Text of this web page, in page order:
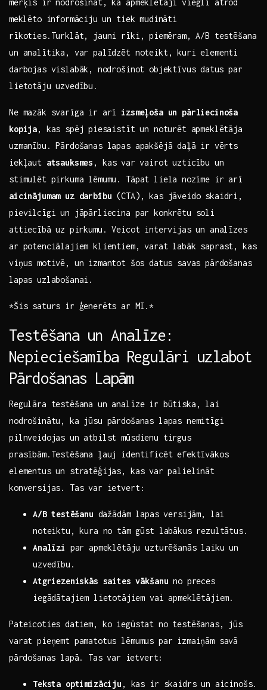
mērķis ir nodrošināt, ka apmeklētāji viegli atrod
⁣meklēto informāciju⁣ un tiek mudināti
rīkoties.Turklāt, jauni rīki, ⁤piemēram, A/B testēšana
un analītika, var palīdzēt noteikt, kuri elementi
darbojas vislabāk, ⁣nodrošinot objektīvus ⁢datus par
lietotāju uzvedību.
Ne mazāk svarīga ir arī izsmeļoša un pārliecinoša
kopija, kas spēj ⁢piesaistīt un noturēt apmeklētāja
‍uzmanību. Pārdošanas lapas apakšējā daļā ir⁣ vērts
iekļaut atsauksmes , kas var ⁣vairot ‌uzticību un
stimulēt pirkuma lēmumu. ​Tāpat liela⁢ nozīme ir ⁣arī
aicinājumam‌ uz darbību ‌(CTA), kas jāveido skaidri,‍
pievilcīgi un jāpārliecina par konkrētu soli
attiecībā uz ⁢pirkumu. Veicot intervijas un analīzes
ar potenciālajiem klientiem, varat ‌labāk ‍saprast, kas
viņus​ motivē, un izmantot⁢ šos datus savas pārdošanas
lapas uzlabošanai.
*Šis saturs ir‌ ģenerēts ar MI.*
Testēšana ‍un Analīze:
Nepieciešamība Regulāri uzlabot
Pārdošanas ⁤Lapām
Regulāra testēšana ​un analīze ir būtiska, lai
nodrošinātu, ka jūsu pārdošanas lapas nemitīgi ​
pilnveidojas un atbilst mūsdienu tirgus
prasībām.Testēšana ļauj identificēt efektīvākos⁣
elementus un stratēģijas, kas var ⁣palielināt⁢
konversijas. Tas var ietvert:
A/B ⁣testēšanu dažādām lapas versijām,​ lai⁢
noteiktu, ​kura​ no tām gūst ‌labākus rezultātus.
Analīzi par apmeklētāju uzturēšanās laiku un
uzvedību.
Atgriezeniskās saites vākšanu no preces
iegādātajiem ‌lietotājiem vai​ apmeklētājiem.
Pateicoties datiem, ko iegūstat no testēšanas, ⁣jūs‍
varat pieņemt pamatotus lēmumus par izmaiņām savā
⁢pārdošanas lapā. Tas⁢ var⁣ ietvert:
Teksta optimizāciju , kas ir skaidrs un ‍aicinošs.